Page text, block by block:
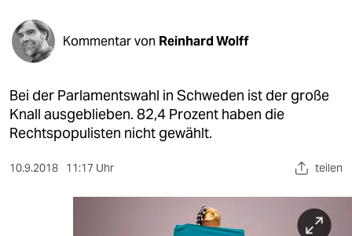
öko
gesellschaft
kultur
sport
berlin
Kommentar von Reinhard Wolff
Bei der Parlamentswahl in Schweden ist der große
Knall ausgeblieben. 82,4 Prozent haben die
Rechtspopulisten nicht gewählt.
10.9.2018 11:17 Uhr teilen